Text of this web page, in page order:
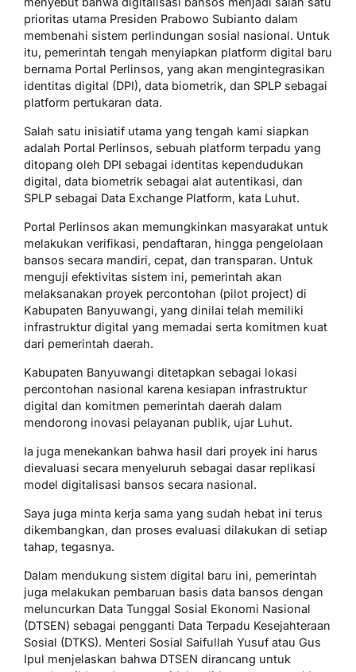
prioritas utama Presiden Prabowo Subianto dalam
membenahi sistem perlindungan sosial nasional. Untuk
itu, pemerintah tengah menyiapkan platform digital baru
bernama Portal Perlinsos, yang akan mengintegrasikan
identitas digital (DPI), data biometrik, dan SPLP sebagai
platform pertukaran data.
Salah satu inisiatif utama yang tengah kami siapkan
adalah Portal Perlinsos, sebuah platform terpadu yang
ditopang oleh DPI sebagai identitas kependudukan
digital, data biometrik sebagai alat autentikasi, dan
SPLP sebagai Data Exchange Platform, kata Luhut.
Portal Perlinsos akan memungkinkan masyarakat untuk
melakukan verifikasi, pendaftaran, hingga pengelolaan
bansos secara mandiri, cepat, dan transparan. Untuk
menguji efektivitas sistem ini, pemerintah akan
melaksanakan proyek percontohan (pilot project) di
Kabupaten Banyuwangi, yang dinilai telah memiliki
infrastruktur digital yang memadai serta komitmen kuat
dari pemerintah daerah.
Kabupaten Banyuwangi ditetapkan sebagai lokasi
percontohan nasional karena kesiapan infrastruktur
digital dan komitmen pemerintah daerah dalam
mendorong inovasi pelayanan publik, ujar Luhut.
Ia juga menekankan bahwa hasil dari proyek ini harus
dievaluasi secara menyeluruh sebagai dasar replikasi
model digitalisasi bansos secara nasional.
Saya juga minta kerja sama yang sudah hebat ini terus
dikembangkan, dan proses evaluasi dilakukan di setiap
tahap, tegasnya.
Dalam mendukung sistem digital baru ini, pemerintah
juga melakukan pembaruan basis data bansos dengan
meluncurkan Data Tunggal Sosial Ekonomi Nasional
(DTSEN) sebagai pengganti Data Terpadu Kesejahteraan
Sosial (DTKS). Menteri Sosial Saifullah Yusuf atau Gus
Ipul menjelaskan bahwa DTSEN dirancang untuk